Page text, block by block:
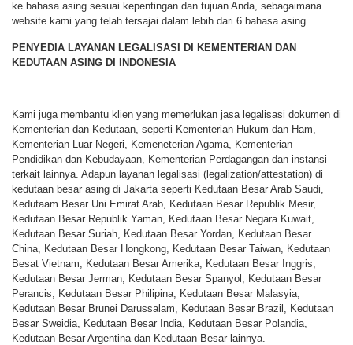
ke bahasa asing sesuai kepentingan dan tujuan Anda, sebagaimana
website kami yang telah tersajai dalam lebih dari 6 bahasa asing.
PENYEDIA LAYANAN LEGALISASI DI KEMENTERIAN DAN
KEDUTAAN ASING DI INDONESIA
Kami juga membantu klien yang memerlukan jasa legalisasi dokumen di
Kementerian dan Kedutaan, seperti Kementerian Hukum dan Ham,
Kementerian Luar Negeri, Kemeneterian Agama, Kementerian
Pendidikan dan Kebudayaan, Kementerian Perdagangan dan instansi
terkait lainnya. Adapun layanan legalisasi (legalization/attestation) di
kedutaan besar asing di Jakarta seperti Kedutaan Besar Arab Saudi,
Kedutaam Besar Uni Emirat Arab, Kedutaan Besar Republik Mesir,
Kedutaan Besar Republik Yaman, Kedutaan Besar Negara Kuwait,
Kedutaan Besar Suriah, Kedutaan Besar Yordan, Kedutaan Besar
China, Kedutaan Besar Hongkong, Kedutaan Besar Taiwan, Kedutaan
Besat Vietnam, Kedutaan Besar Amerika, Kedutaan Besar Inggris,
Kedutaan Besar Jerman, Kedutaan Besar Spanyol, Kedutaan Besar
Perancis, Kedutaan Besar Philipina, Kedutaan Besar Malasyia,
Kedutaan Besar Brunei Darussalam, Kedutaan Besar Brazil, Kedutaan
Besar Sweidia, Kedutaan Besar India, Kedutaan Besar Polandia,
Kedutaan Besar Argentina dan Kedutaan Besar lainnya.